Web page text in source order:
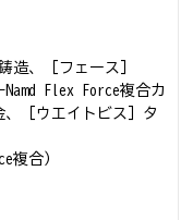
造、［フェース］
Namd Flex Force複合カ
［ウエイトビス］タ
複合）